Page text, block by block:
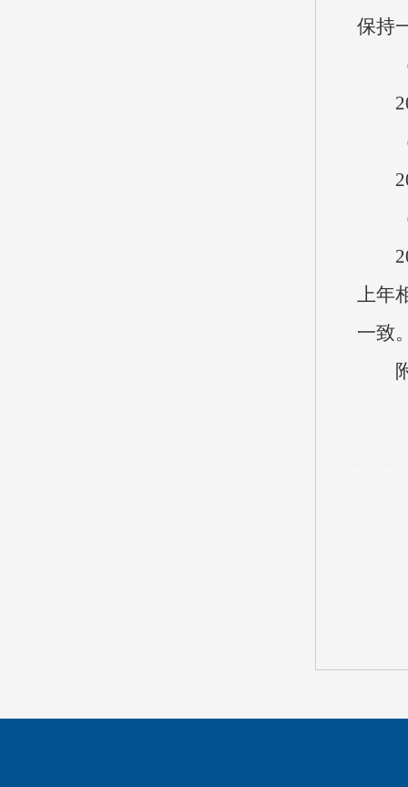
保持
（
（
（
上年
一致
附